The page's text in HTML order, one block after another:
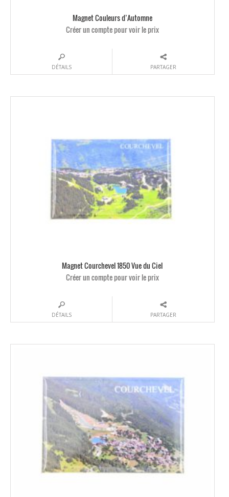
Magnet Couleurs d’Automne
Créer un compte pour voir le prix
DÉTAILS PARTAGER
Magnet Courchevel 1850 Vue du Ciel
Créer un compte pour voir le prix
DÉTAILS PARTAGER